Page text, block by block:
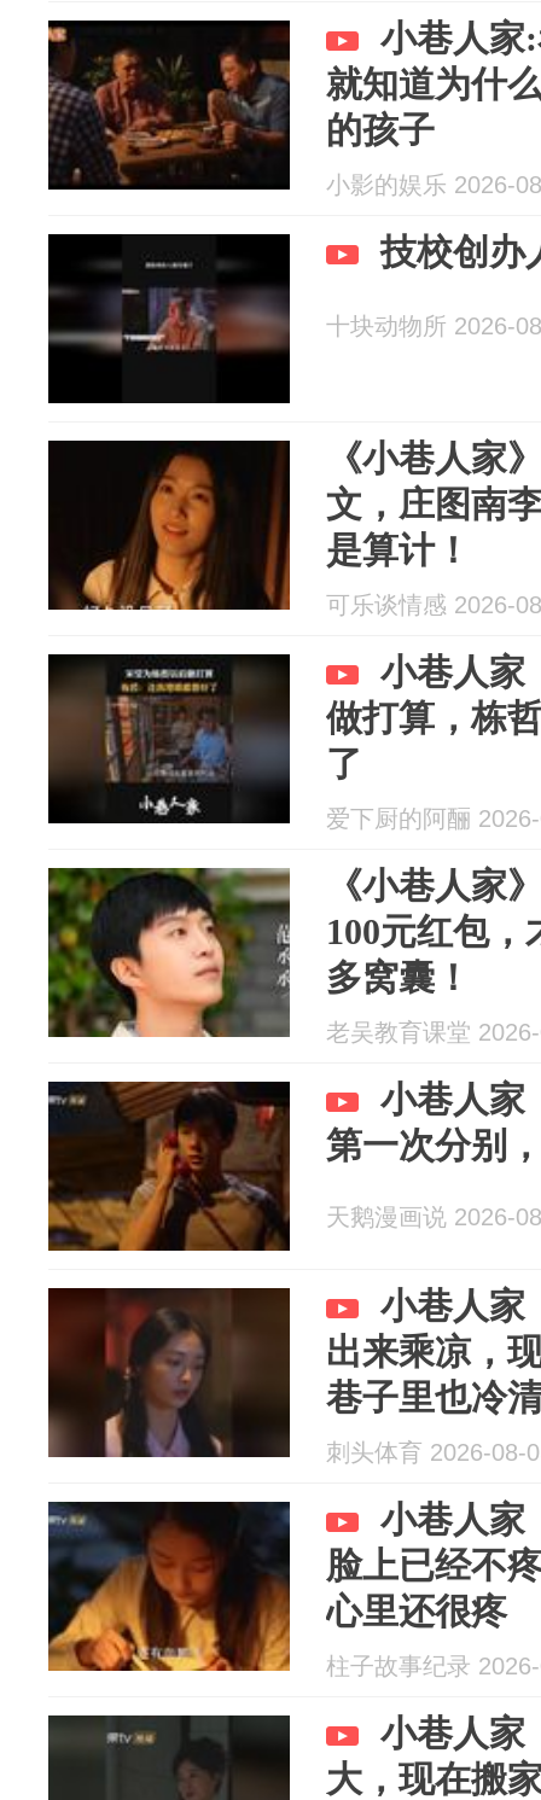
小巷人家
就知道为什
的孩子
小影的娱乐 2026-
技校创办
十块动物所 2026-
《小巷人家
文，庄图南
是算计！
可乐谈情感 2026-
小巷人家
做打算，栋
了
爱下厨的阿酾
《小巷人家
100元红包
多窝囊！
老吴教育课堂
小巷人家
第一次分别
天鹅漫画说 2026-
小巷人家
出来乘凉，
巷子里也冷
刺头体育 2026-08-
小巷人家
脸上已经不
心里还很疼
柱子故事纪录
小巷人家
大，现在搬